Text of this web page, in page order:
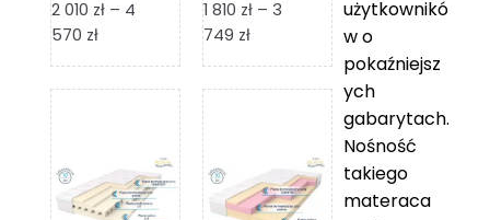
2 010 zł – 4
570 złZakres
od
4
570 zł
1 810 zł – 3
749 złZakres
od
3
749 zł
użytkownikó
w o
pokaźniejsz
ych
gabarytach.
Nośność
takiego
materaca